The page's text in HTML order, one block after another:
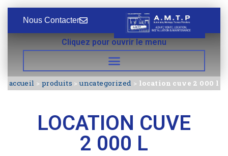
Nous Contacter
Cliquez pour ouvrir le menu
accueil > produits >uncategorized > location cuve 2 000 l
LOCATION CUVE
2 000 L